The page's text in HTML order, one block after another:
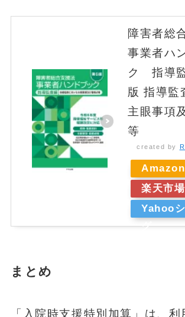
障害者総
事業者ハ
ク 指導
版 指導監
主眼事項
等
created by
Amazon
楽天市場
Yahoo
グ
まとめ
「入院時支援特別加算」は、